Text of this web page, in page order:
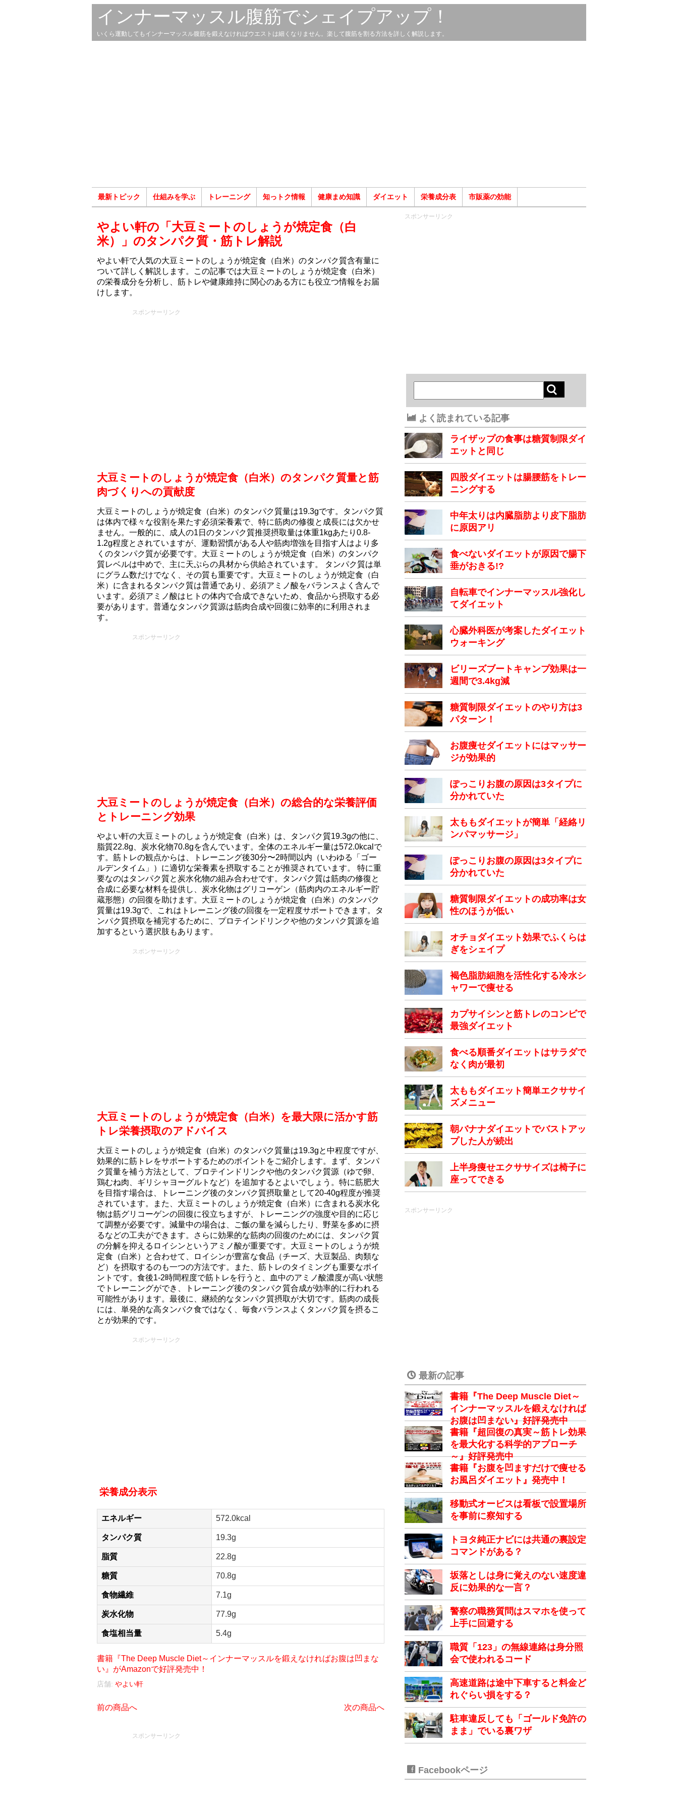
インナーマッスル腹筋でシェイプアップ！
いくら運動してもインナーマッスル腹筋を鍛えなければウエストは細くなりません。楽して腹筋を割る方法を詳しく解説します。
最新トピック 仕組みを学ぶ トレーニング 知っトク情報 健康まめ知識 ダイエット 栄養成分表 市販薬の効能
やよい軒の「大豆ミートのしょうが焼定食（白
米）」のタンパク質・筋トレ解説
やよい軒で人気の大豆ミートのしょうが焼定食（白米）のタンパク質含有量に
ついて詳しく解説します。この記事では大豆ミートのしょうが焼定食（白米）
の栄養成分を分析し、筋トレや健康維持に関心のある方にも役立つ情報をお届
けします。
スポンサーリンク
大豆ミートのしょうが焼定食（白米）のタンパク質量と筋
肉づくりへの貢献度
大豆ミートのしょうが焼定食（白米）のタンパク質量は19.3gです。タンパク質
は体内で様々な役割を果たす必須栄養素で、特に筋肉の修復と成長には欠かせ
ません。一般的に、成人の1日のタンパク質推奨摂取量は体重1kgあたり0.8-
1.2g程度とされていますが、運動習慣がある人や筋肉増強を目指す人はより多
くのタンパク質が必要です。大豆ミートのしょうが焼定食（白米）のタンパク
質レベルは中めで、主に天ぷらの具材から供給されています。 タンパク質は単
にグラム数だけでなく、その質も重要です。大豆ミートのしょうが焼定食（白
米）に含まれるタンパク質は普通であり、必須アミノ酸をバランスよく含んで
います。必須アミノ酸はヒトの体内で合成できないため、食品から摂取する必
要があります。普通なタンパク質源は筋肉合成や回復に効率的に利用されま
す。
スポンサーリンク
大豆ミートのしょうが焼定食（白米）の総合的な栄養評価
とトレーニング効果
やよい軒の大豆ミートのしょうが焼定食（白米）は、タンパク質19.3gの他に、
脂質22.8g、炭水化物70.8gを含んでいます。全体のエネルギー量は572.0kcalで
す。筋トレの観点からは、トレーニング後30分〜2時間以内（いわゆる「ゴー
ルデンタイム」）に適切な栄養素を摂取することが推奨されています。 特に重
要なのはタンパク質と炭水化物の組み合わせです。タンパク質は筋肉の修復と
合成に必要な材料を提供し、炭水化物はグリコーゲン（筋肉内のエネルギー貯
蔵形態）の回復を助けます。大豆ミートのしょうが焼定食（白米）のタンパク
質量は19.3gで、これはトレーニング後の回復を一定程度サポートできます。タ
ンパク質摂取を補完するために、プロテインドリンクや他のタンパク質源を追
加するという選択肢もあります。
スポンサーリンク
大豆ミートのしょうが焼定食（白米）を最大限に活かす筋
トレ栄養摂取のアドバイス
大豆ミートのしょうが焼定食（白米）のタンパク質量は19.3gと中程度ですが、
効果的に筋トレをサポートするためのポイントをご紹介します。まず、タンパ
ク質量を補う方法として、プロテインドリンクや他のタンパク質源（ゆで卵、
鶏むね肉、ギリシャヨーグルトなど）を追加するとよいでしょう。特に筋肥大
を目指す場合は、トレーニング後のタンパク質摂取量として20-40g程度が推奨
されています。また、大豆ミートのしょうが焼定食（白米）に含まれる炭水化
物は筋グリコーゲンの回復に役立ちますが、トレーニングの強度や目的に応じ
て調整が必要です。減量中の場合は、ご飯の量を減らしたり、野菜を多めに摂
るなどの工夫ができます。さらに効果的な筋肉の回復のためには、タンパク質
の分解を抑えるロイシンというアミノ酸が重要です。大豆ミートのしょうが焼
定食（白米）と合わせて、ロイシンが豊富な食品（チーズ、大豆製品、肉類な
ど）を摂取するのも一つの方法です。また、筋トレのタイミングも重要なポイ
ントです。食後1-2時間程度で筋トレを行うと、血中のアミノ酸濃度が高い状態
でトレーニングができ、トレーニング後のタンパク質合成が効率的に行われる
可能性があります。最後に、継続的なタンパク質摂取が大切です。筋肉の成長
には、単発的な高タンパク食ではなく、毎食バランスよくタンパク質を摂るこ
とが効果的です。
スポンサーリンク
栄養成分表示
エネルギー 572.0kcal
タンパク質 19.3g
脂質 22.8g
糖質 70.8g
食物繊維 7.1g
炭水化物 77.9g
食塩相当量 5.4g
書籍『The Deep Muscle Diet～インナーマッスルを鍛えなければお腹は凹まな
い』がAmazonで好評発売中！
店舗: やよい軒
前の商品へ 次の商品へ
スポンサーリンク
スポンサーリンク
よく読まれている記事
ライザップの食事は糖質制限ダイ
エットと同じ
四股ダイエットは腸腰筋をトレー
ニングする
中年太りは内臓脂肪より皮下脂肪
に原因アリ
食べないダイエットが原因で腸下
垂がおきる!?
自転車でインナーマッスル強化し
てダイエット
心臓外科医が考案したダイエット
ウォーキング
ビリーズブートキャンプ効果は一
週間で3.4kg減
糖質制限ダイエットのやり方は3
パターン！
お腹痩せダイエットにはマッサー
ジが効果的
ぽっこりお腹の原因は3タイプに
分かれていた
太ももダイエットが簡単「経絡リ
ンパマッサージ」
ぽっこりお腹の原因は3タイプに
分かれていた
糖質制限ダイエットの成功率は女
性のほうが低い
オチョダイエット効果でふくらは
ぎをシェイプ
褐色脂肪細胞を活性化する冷水シ
ャワーで痩せる
カプサイシンと筋トレのコンビで
最強ダイエット
食べる順番ダイエットはサラダで
なく肉が最初
太ももダイエット簡単エクササイ
ズメニュー
朝バナナダイエットでバストアッ
プした人が続出
上半身痩せエクササイズは椅子に
座ってできる
スポンサーリンク
最新の記事
書籍『The Deep Muscle Diet～
インナーマッスルを鍛えなければ
お腹は凹まない』好評発売中
書籍『超回復の真実～筋トレ効果
を最大化する科学的アプローチ
～』好評発売中
書籍『お腹を凹ますだけで痩せる
お風呂ダイエット』発売中！
移動式オービスは看板で設置場所
を事前に察知する
トヨタ純正ナビには共通の裏設定
コマンドがある？
坂落としは身に覚えのない速度違
反に効果的な一言？
警察の職務質問はスマホを使って
上手に回避する
職質「123」の無線連絡は身分照
会で使われるコード
高速道路は途中下車すると料金ど
れぐらい損をする？
駐車違反しても「ゴールド免許の
まま」でいる裏ワザ
Facebookページ